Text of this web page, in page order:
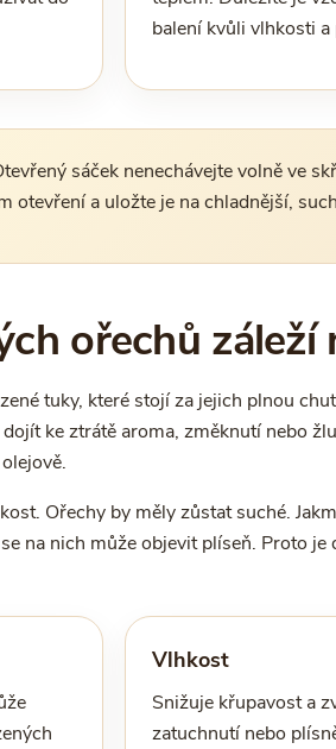
balení kvůli vlhkosti a
sáček nenechávejte volně ve
otevření a uložte je na chladnější,
ořechů záleží
tuky, které stojí za jejich plnou
ke ztrátě aroma, změknutí nebo
Ořechy by měly zůstat suché.
na nich může objevit plíseň. Proto
Vlhkost
Snižuje křupavost a
zatuchnutí nebo